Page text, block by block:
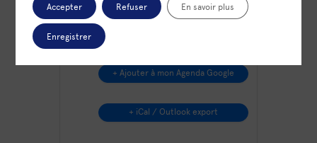
+ Ajouter à mon Agenda Google
+ iCal / Outlook export
Accepter Refuser En savoir plus
Enregistrer